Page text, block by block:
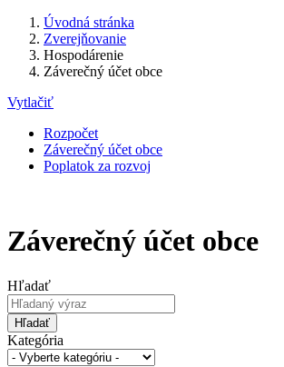
Úvodná stránka
Zverejňovanie
Hospodárenie
Záverečný účet obce
Vytlačiť
Rozpočet
Záverečný účet obce
Poplatok za rozvoj
Záverečný účet obce
Hľadať
Hľadať
Kategória